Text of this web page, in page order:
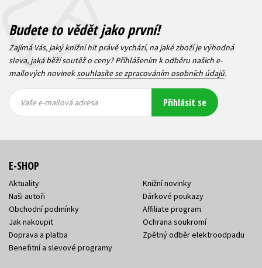
Budete to vědět jako první!
Zajímá Vás, jaký knižní hit právě vychází, na jaké zboží je výhodná
sleva, jaká běží soutěž o ceny? Přihlášením k odběru našich e-
mailových novineksouhlasíte se zpracováním osobních údajů.
mailová
mailová
Vaše e-mailová adresa Přihlásit se
E-SHOP
Aktuality
Naši autoři
Obchodní podmínky
Jak nakoupit
Doprava a platba
Benefitní a slevové programy
Knižní novinky
Dárkové poukazy
Affiliate program
Ochrana soukromí
Zpětný odběr elektroodpadu